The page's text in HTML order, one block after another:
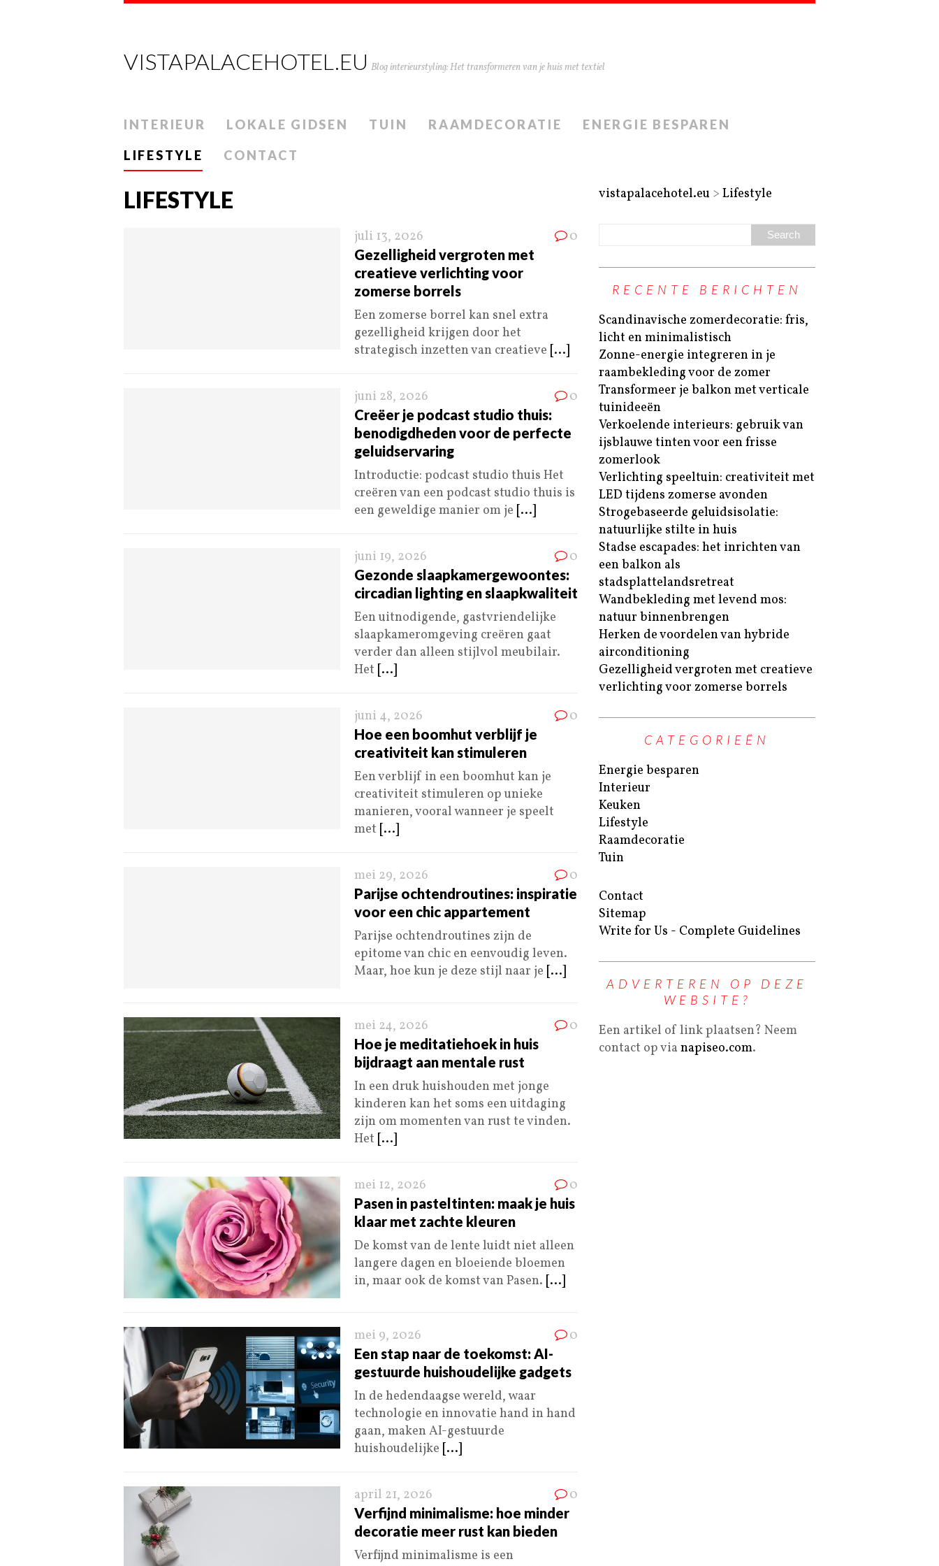
VISTAPALACEHOTEL.EU Blog interieurstyling: Het transformeren van je huis met textiel
INTERIEUR LOKALE GIDSEN TUIN RAAMDECORATIE
ENERGIE BESPAREN
LIFESTYLE
CONTACT
LIFESTYLE
juli 13, 2026 0
Gezelligheid vergroten met
creatieve verlichting voor
zomerse borrels
Een zomerse borrel kan snel extra
gezelligheid krijgen door het
strategisch inzetten van creatieve [...]
juni 28, 2026 0
Creëer je podcast studio thuis:
benodigdheden voor de perfecte
geluidservaring
Introductie: podcast studio thuis Het
creëren van een podcast studio thuis is
een geweldige manier om je [...]
juni 19, 2026 0
Gezonde slaapkamergewoontes:
circadian lighting en slaapkwaliteit
Een uitnodigende, gastvriendelijke
slaapkameromgeving creëren gaat
verder dan alleen stijlvol meubilair.
Het [...]
juni 4, 2026 0
Hoe een boomhut verblijf je
creativiteit kan stimuleren
Een verblijf in een boomhut kan je
creativiteit stimuleren op unieke
manieren, vooral wanneer je speelt
met [...]
mei 29, 2026 0
Parijse ochtendroutines: inspiratie
voor een chic appartement
Parijse ochtendroutines zijn de
epitome van chic en eenvoudig leven.
Maar, hoe kun je deze stijl naar je [...]
mei 24, 2026 0
Hoe je meditatiehoek in huis
bijdraagt aan mentale rust
In een druk huishouden met jonge
kinderen kan het soms een uitdaging
zijn om momenten van rust te vinden.
Het [...]
mei 12, 2026 0
Pasen in pasteltinten: maak je huis
klaar met zachte kleuren
De komst van de lente luidt niet alleen
langere dagen en bloeiende bloemen
in, maar ook de komst van Pasen. [...]
mei 9, 2026 0
Een stap naar de toekomst: AI-
gestuurde huishoudelijke gadgets
In de hedendaagse wereld, waar
technologie en innovatie hand in hand
gaan, maken AI-gestuurde
huishoudelijke [...]
april 21, 2026 0
Verfijnd minimalisme: hoe minder
decoratie meer rust kan bieden
Verfijnd minimalisme is een
vistapalacehotel.eu > Lifestyle
RECENTE BERICHTEN
Scandinavische zomerdecoratie: fris,
licht en minimalistisch
Zonne-energie integreren in je
raambekleding voor de zomer
Transformeer je balkon met verticale
tuinideeën
Verkoelende interieurs: gebruik van
ijsblauwe tinten voor een frisse
zomerlook
Verlichting speeltuin: creativiteit met
LED tijdens zomerse avonden
Strogebaseerde geluidsisolatie:
natuurlijke stilte in huis
Stadse escapades: het inrichten van
een balkon als
stadsplattelandsretreat
Wandbekleding met levend mos:
natuur binnenbrengen
Herken de voordelen van hybride
airconditioning
Gezelligheid vergroten met creatieve
verlichting voor zomerse borrels
CATEGORIEËN
Energie besparen
Interieur
Keuken
Lifestyle
Raamdecoratie
Tuin
Contact
Sitemap
Write for Us - Complete Guidelines
ADVERTEREN OP DEZE
WEBSITE?
Een artikel of link plaatsen? Neem
contact op via napiseo.com.